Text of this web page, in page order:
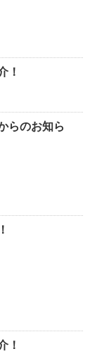
！
らのお知ら
！